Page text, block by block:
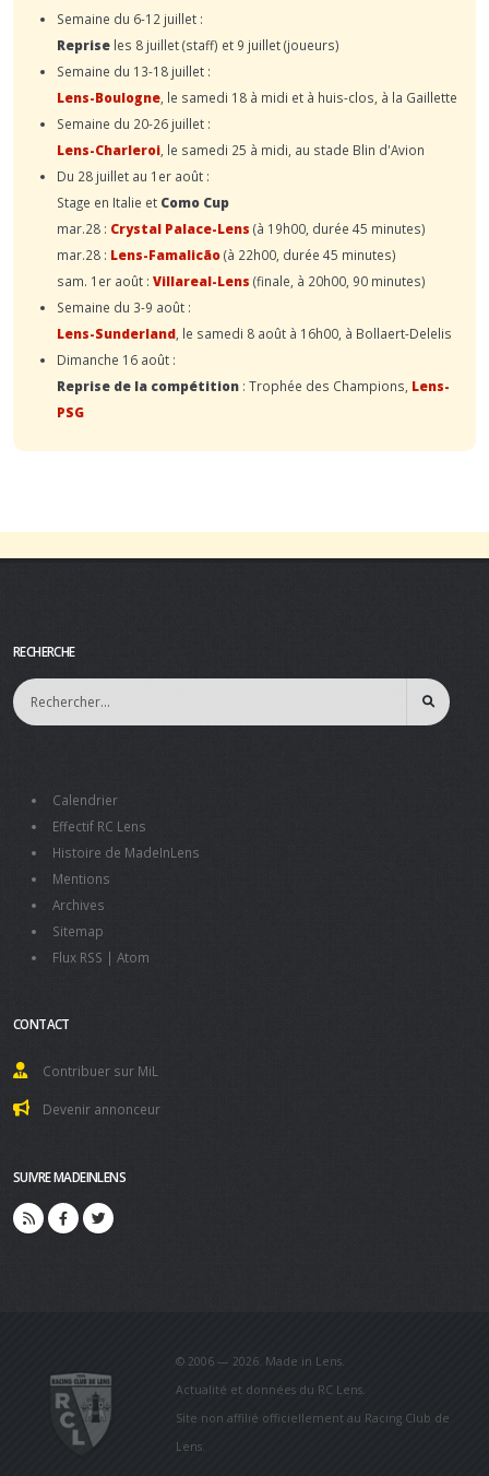
Semaine du 6-12 juillet :
Reprise les 8 juillet (staff) et 9 juillet (joueurs)
Semaine du 13-18 juillet :
Lens-Boulogne , le samedi 18 à midi et à huis-clos, à la Gaillette
Semaine du 20-26 juillet :
Lens-Charleroi , le samedi 25 à midi, au stade Blin d'Avion
Du 28 juillet au 1er août :
Stage en Italie et Como Cup
mar.28 : Crystal Palace-Lens (à 19h00, durée 45 minutes)
mar.28 : Lens-Famalicão(à 22h00, durée 45 minutes)
sam. 1er août : Villareal-Lens (finale, à 20h00, 90 minutes)
Semaine du 3-9 août :
Lens-Sunderland , le samedi 8 août à 16h00, à Bollaert-Delelis
Dimanche 16 août :
Reprise de la compétition : Trophée des Champions, Lens-
PSG
RECHERCHE
Calendrier
Effectif RC Lens
Histoire de MadeInLens
Mentions
Archives
Sitemap
Flux RSS | Atom
CONTACT
Contribuer sur MiL
Devenir annonceur
SUIVRE MADEINLENS
© 2006 — 2026. Made in Lens.
Actualité et données du RC Lens.
Site non affilié officiellement au Racing Club de
Lens.